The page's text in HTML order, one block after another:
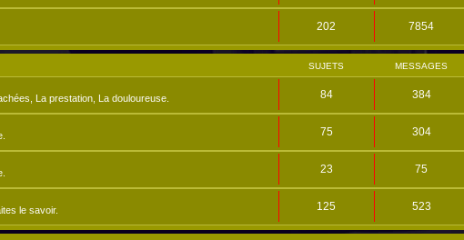
202 7854
SUJETS MESSAGES
La prestation, La douloureuse. 84 384
75 304
23 75
le savoir. 125 523